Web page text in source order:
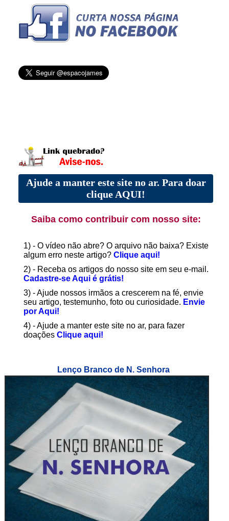
Ajude a manter este site no ar. Para doar
clique AQUI!
Saiba como contribuir com nosso site:
1) - O vídeo não abre? O arquivo não baixa? Existe
algum erro neste artigo? Clique aqui!
2) - Receba os artigos do nosso site em seu e-mail.
Cadastre-se Aqui é grátis!
3) - Ajude nossos irmãos a crescerem na fé, envie
seu artigo, testemunho, foto ou curiosidade. Envie
por Aqui!
4) - Ajude a manter este site no ar, para fazer
doações Clique aqui!
Lenço Branco de N. Senhora